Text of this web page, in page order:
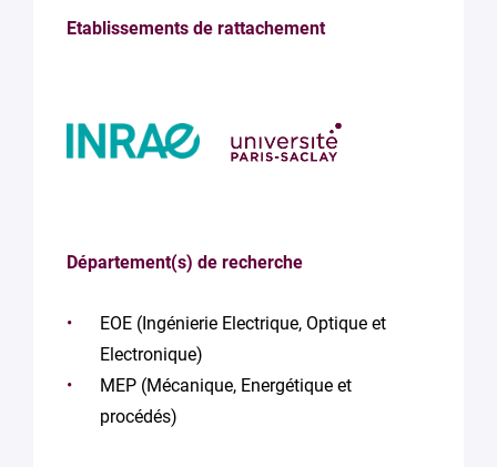
Etablissements de rattachement
Département(s) de recherche
EOE (Ingénierie Electrique, Optique et
Electronique)
MEP (Mécanique, Energétique et
procédés)